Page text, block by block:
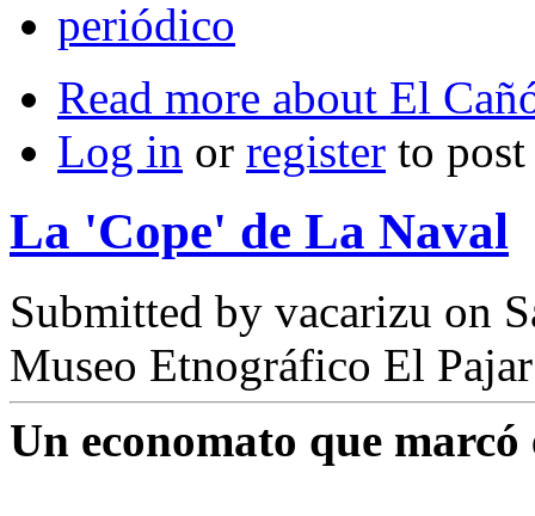
periódico
Read more about El
Log in or register to
La 'Cope' de La Naval
Submitted by vacarizu on
Museo Etnográfico El Pajar
Un economato que marcó